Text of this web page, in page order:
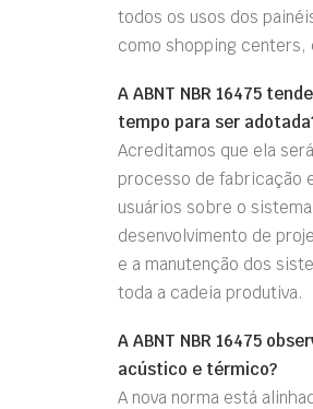
todos os usos dos
como shopping
A ABNT NBR 16475
tempo para ser
Acreditamos que ela
processo de fabricação
usuários sobre o
desenvolvimento de
e a manutenção dos
toda a cadeia produtiva.
A ABNT NBR 16475
acústico e térmico?
A nova norma está